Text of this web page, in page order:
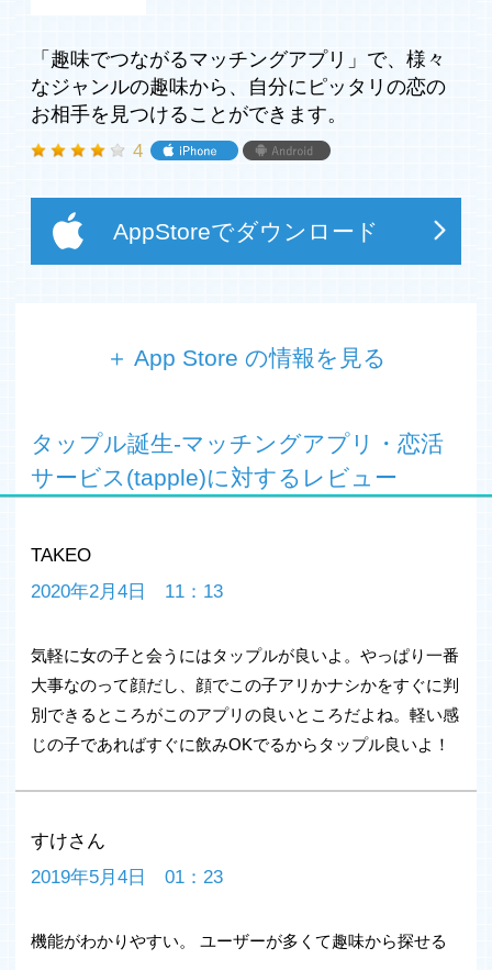
「趣味でつながるマッチングアプリ」で、様々
なジャンルの趣味から、自分にピッタリの恋の
お相手を見つけることができます。
4
AppStoreでダウンロード
＋ App Store の情報を見る
■＼マッチ総数1億組っ／会いやすさが人気の理由！
■安心・安全のサイバーエージェントグループが運営！
【タップルってどんなアプリなの？】
アプリのコンセプトである「趣味でつながる」をきっかけ
に、恋するワクワク感や、すてきな人に出会えるドキドキ
感をたくさんの人に提供しています。
従来の出会い系とは違い、安心・安全の運営体制に力を入
れていますので安心してご利用いただけます。
【使い方はかんたん！】
2.気になる異性のプロフィールを「いいかも！」を送りま
しょう。
3.相手から「ありがとう」をもらうとメッセージのやりと
タップル誕生-マッチングアプリ・恋活
サービス(tapple)に対するレビュー
TAKEO
2020年2月4日 11：13
気軽に女の子と会うにはタップルが良いよ。やっぱり一番
大事なのって顔だし、顔でこの子アリかナシかをすぐに判
別できるところがこのアプリの良いところだよね。軽い感
じの子であればすぐに飲みOKでるからタップル良いよ！
すけさん
2019年5月4日 01：23
機能がわかりやすい。 ユーザーが多くて趣味から探せる